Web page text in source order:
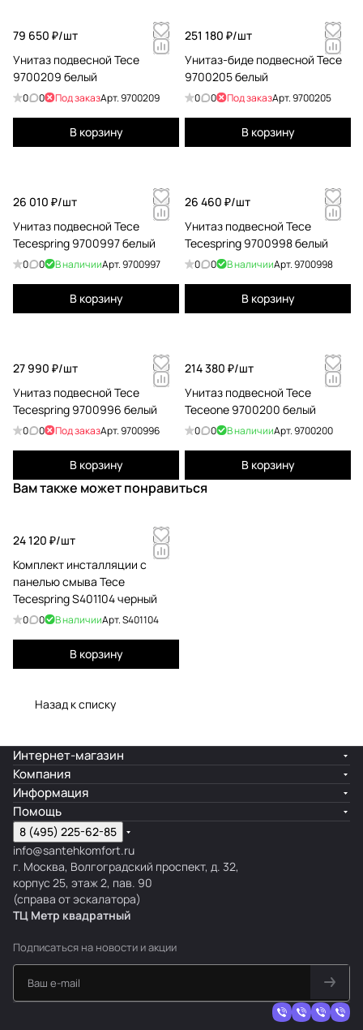
79 650 ₽/шт
Унитаз подвесной Tece
9700209 белый
0 0 Под заказАрт.9700209
В корзину
251 180 ₽/шт
Унитаз-биде подвесной Tece
9700205 белый
0 0 Под заказАрт.9700205
В корзину
26 010 ₽/шт
Унитаз подвесной Tece
Tecespring 9700997 белый
0 0 В наличииАрт.9700997
В корзину
26 460 ₽/шт
Унитаз подвесной Tece
Tecespring 9700998 белый
0 0 В наличииАрт.9700998
В корзину
27 990 ₽/шт
Унитаз подвесной Tece
Tecespring 9700996 белый
0 0 Под заказАрт.9700996
В корзину
214 380 ₽/шт
Унитаз подвесной Tece
Teceone 9700200 белый
0 0 В наличииАрт.9700200
В корзину
Вам также может понравиться
24 120 ₽/шт
Комплект инсталляции с
панелью смыва Tece
Tecespring S401104 черный
0 0 В наличииАрт.S401104
В корзину
Назад к списку
Интернет-магазин
Компания
Информация
Помощь
8 (495) 225-62-85
info@santehkomfort.ru
г. Москва, Волгоградский проспект, д. 32,
корпус 25, этаж 2, пав. 90
(справа от эскалатора)
ТЦ Метр квадратный
Подписаться на новости и акции